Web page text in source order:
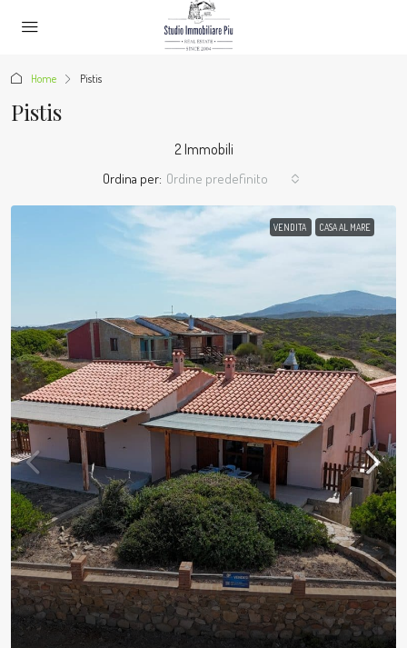
Home Pistis
Pistis
2 Immobili
Ordina per: Ordine predefinito
VENDITA CASA AL MARE